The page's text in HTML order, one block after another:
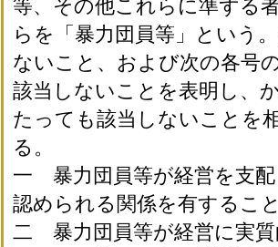
等、その他これらに準ずる
らを「暴力団員等」という
ないこと、および次の各号
該当しないことを表明し、
たっても該当しないことを
る。
一 暴力団員等が経営を支配
認められる関係を有すること
二 暴力団員等が経営に実質